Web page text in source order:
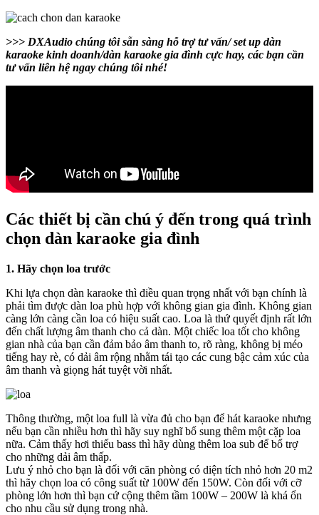
>>> DXAudio chúng tôi sẵn sàng hỗ trợ tư vấn/ set up dàn
karaoke kinh doanh/dàn karaoke gia đình cực hay, các bạn cần
tư vấn liên hệ ngay chúng tôi nhé!
Các thiết bị cần chú ý đến trong quá trình
chọn dàn karaoke gia đình
1. Hãy chọn loa trước
Khi lựa chọn dàn karaoke thì điều quan trọng nhất với bạn chính là
phải tìm được dàn loa phù hợp với không gian gia đình. Không gian
càng lớn càng cần loa có hiệu suất cao. Loa là thứ quyết định rất lớn
đến chất lượng âm thanh cho cả dàn. Một chiếc loa tốt cho không
gian nhà của bạn cần đảm bảo âm thanh to, rõ ràng, không bị méo
tiếng hay rè, có dải âm rộng nhằm tái tạo các cung bậc cảm xúc của
âm thanh và giọng hát tuyệt vời nhất.
Thông thường, một loa full là vừa đủ cho bạn để hát karaoke nhưng
nếu bạn cần nhiều hơn thì hãy suy nghĩ bổ sung thêm một cặp loa
nữa. Cảm thấy hơi thiếu bass thì hãy dùng thêm loa sub để bổ trợ
cho những dải âm thấp.
Lưu ý nhỏ cho bạn là đối với căn phòng có diện tích nhỏ hơn 20 m2
thì hãy chọn loa có công suất từ 100W đến 150W. Còn đối với cỡ
phòng lớn hơn thì bạn cứ cộng thêm tầm 100W – 200W là khá ổn
cho nhu cầu sử dụng trong nhà.